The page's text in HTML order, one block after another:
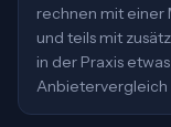
rechnen mit einer
und teils mit
in der Praxis
Anbietervergleich